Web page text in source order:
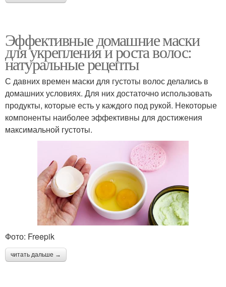
Эффективные домашние маски
для укрепления и роста волос:
натуральные рецепты
С давних времен маски для густоты волос делались в
домашних условиях. Для них достаточно использовать
продукты, которые есть у каждого под рукой. Некоторые
компоненты наиболее эффективны для достижения
максимальной густоты.
Фото: Freepik
читать дальше →